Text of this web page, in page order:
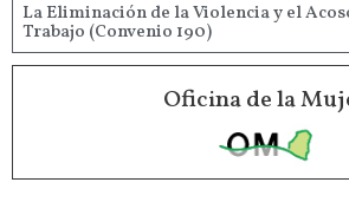
La Eliminación de la Violencia y el
Trabajo (Convenio 190)
Oficina de la